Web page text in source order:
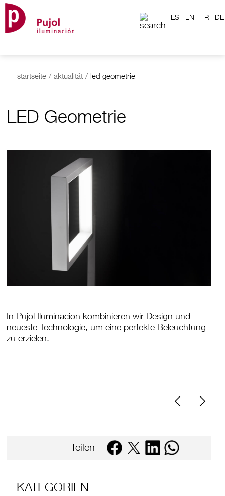
ES EN FR DE
startseite / aktualität / led geometrie
LED Geometrie
In Pujol Iluminacion kombinieren wir Design und
neueste Technologie, um eine perfekte Beleuchtung
zu erzielen.
Teilen
KATEGORIEN